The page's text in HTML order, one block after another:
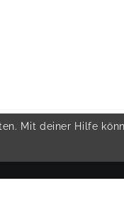
Mit deiner Hilfe